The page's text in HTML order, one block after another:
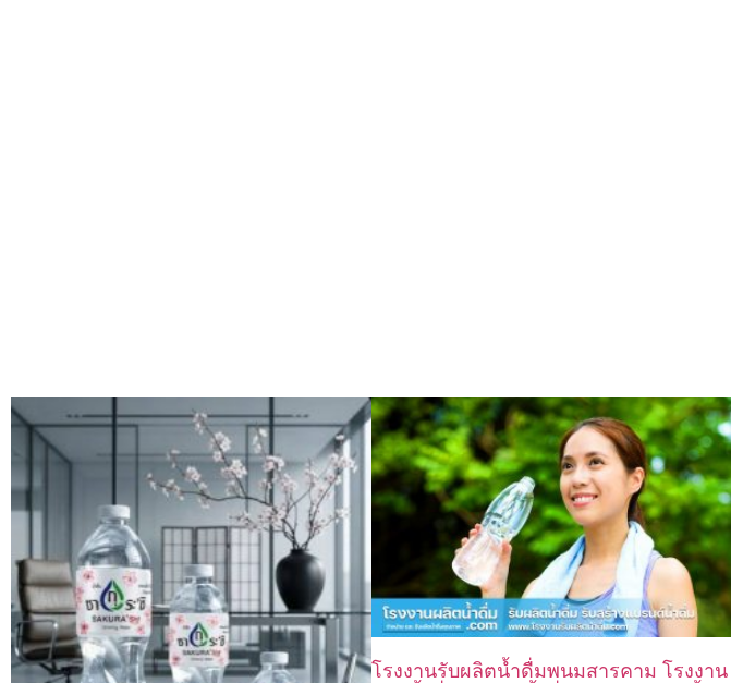
โรงงานรับผลิตน้ำดื่มพนมสารคาม โรงงาน